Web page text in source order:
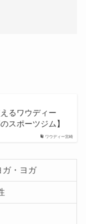
ワウディー宮崎
るワウディー
スポーツジム】
ガ・ヨガ